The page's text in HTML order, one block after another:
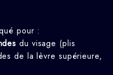
pour :
du visage (plis
de la lèvre supérieure,